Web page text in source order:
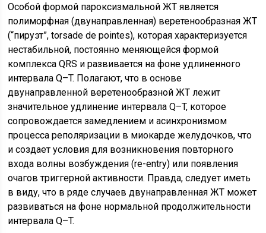
Особой формой пароксизмальной ЖТ является
полиморфная (двунаправленная) веретенообразная ЖТ
(“пируэт”, torsade de pointes), которая характеризуется
нестабильной, постоянно меняющейся формой
комплекса QRS и развивается на фоне удлиненного
интервала Q–T. Полагают, что в основе
двунаправленной веретенообразной ЖТ лежит
значительное удлинение интервала Q–T, которое
сопровождается замедлением и асинхронизмом
процесса реполяризации в миокарде желудочков, что
и создает условия для возникновения повторного
входа волны возбуждения (re-entry) или появления
очагов триггерной активности. Правда, следует иметь
в виду, что в ряде случаев двунаправленная ЖТ может
развиваться на фоне нормальной продолжительности
интервала Q–T.